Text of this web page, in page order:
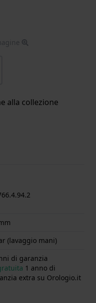
alla collezione
(lavaggio mani)
di garanzia
1 anno di
extra su Orologio.it